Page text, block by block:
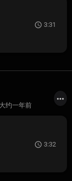
3:31
大约一年前
3:32